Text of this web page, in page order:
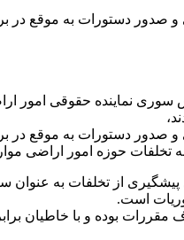
دستورات به موقع در
سوری نماینده حقوقی امور
دستورات به موقع در
حوزه امور اراضی
پیشگیری از تخلفات به
است.
بوده و با خاطیان